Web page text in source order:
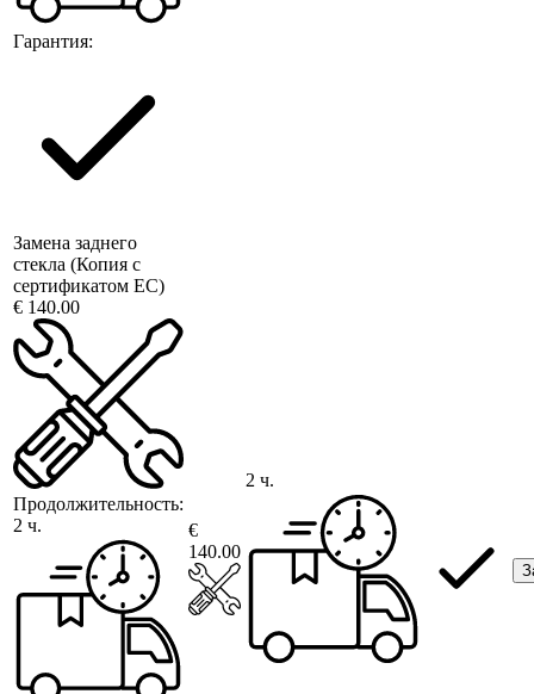
Гарантия:
Замена заднего
стекла (Копия с
сертификатом ЕС)
€ 140.00
Продолжительность:
2 ч.
€
140.00
2 ч.